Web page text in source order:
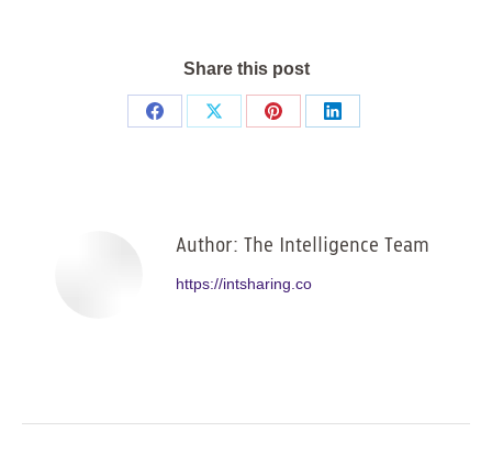
Share this post
Share
Share
Share
Share
Author: The Intelligence Team
https://intsharing.co